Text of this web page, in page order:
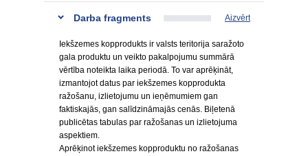
Darba fragments Aizvērt
Iekšzemes kopprodukts ir valsts teritorija saražoto
gala produktu un veikto pakalpojumu summārā
vērtība noteikta laika periodā. To var aprēķināt,
izmantojot datus par iekšzemes kopprodukta
ražošanu, izlietojumu un ieņēmumiem gan
faktiskajās, gan salīdzināmajās cenās. Biļetenā
publicētas tabulas par ražošanas un izlietojuma
aspektiem.
Aprēķinot iekšzemes kopproduktu no ražošanas